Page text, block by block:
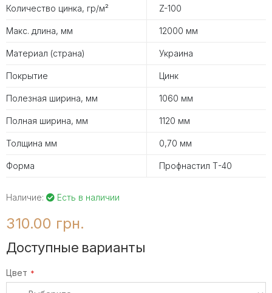
Количество цинка, гр/м² Z-100
Макс. длина, мм 12000 мм
Материал (страна) Украина
Покрытие Цинк
Полезная ширина, мм 1060 мм
Полная ширина, мм 1120 мм
Толщина мм 0,70 мм
Форма Профнастил Т-40
Наличие: Есть в наличии
310.00 грн.
Доступные варианты
Цвет